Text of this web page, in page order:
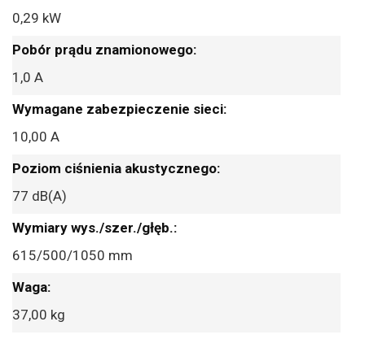
0,29 kW
1,0 A
10,00 A
77 dB(A)
615/500/1050 mm
37,00 kg